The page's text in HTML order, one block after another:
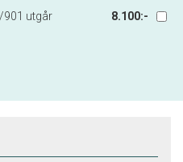
901 utgår
8.100:-